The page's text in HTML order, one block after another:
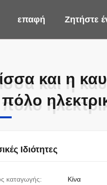
επαφή Ζητήστε
και η
πόλο
και η
πόλο
Ιδιότητες
καταγωγής: Κίνα